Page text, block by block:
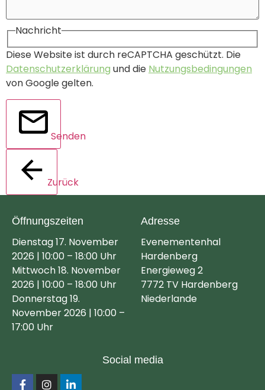
Nachricht
Diese Website ist durch reCAPTCHA geschützt. Die
Datenschutzerklärung und die Nutzungsbedingungen
von Google gelten.
Senden
Zurück
Öffnungszeiten
Dienstag 17. November
2026 | 10:00 – 18:00 Uhr
Mittwoch 18. November
2026 | 10:00 – 18:00 Uhr
Donnerstag 19.
November 2026 | 10:00 –
17:00 Uhr
Adresse
Evenementenhal
Hardenberg
Energieweg 2
7772 TV Hardenberg
Niederlande
Social media